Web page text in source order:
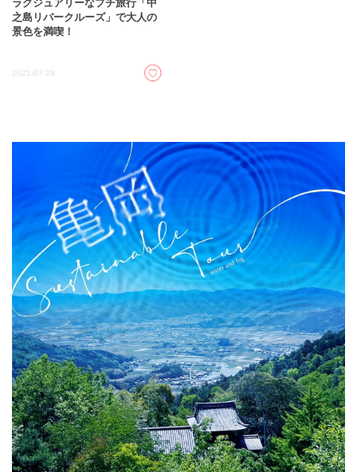
ラグジュアリーなプチ旅行「中
之島リバークルーズ」で大人の
景色を満喫！
2021-07-28